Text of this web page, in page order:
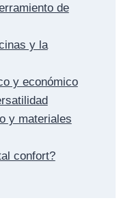
de
y la
y económico
y materiales
confort?